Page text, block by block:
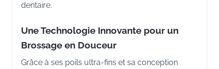
dentaire.
Une Technologie Innovante pour un
Brossage en Douceur
Grâce à ses poils ultra-fins et sa conception